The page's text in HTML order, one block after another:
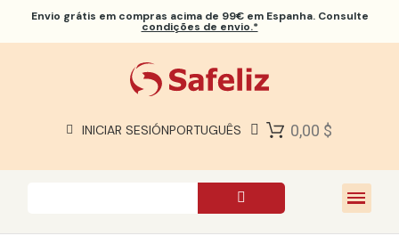
Envio grátis em compras acima de 99€ em Espanha. Consulte
condições de envio.*
INICIAR SESIÓNPORTUGUÊS 0,00 $
SOBRE NÓS